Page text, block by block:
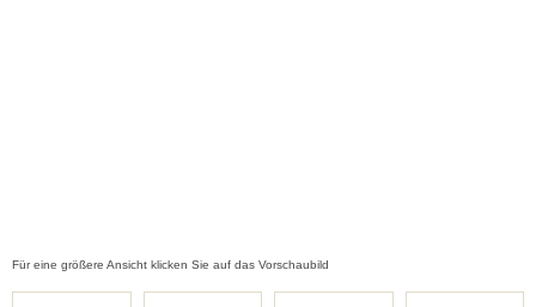
Für eine größere Ansicht klicken Sie auf das Vorschaubild